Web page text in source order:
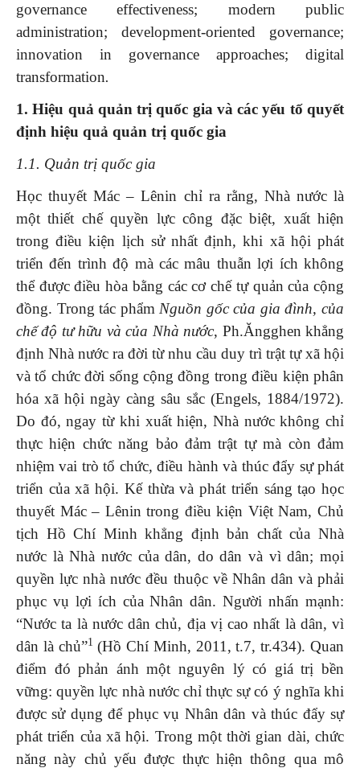
governance effectiveness; modern public
administration; development-oriented governance;
innovation in governance approaches; digital
transformation.
1. Hiệu quả quản trị quốc gia và các yếu tố quyết
định hiệu quả quản trị quốc gia
1.1. Quản trị quốc gia
Học thuyết Mác – Lênin chỉ ra rằng, Nhà nước là
một thiết chế quyền lực công đặc biệt, xuất hiện
trong điều kiện lịch sử nhất định, khi xã hội phát
triển đến trình độ mà các mâu thuẫn lợi ích không
thể được điều hòa bằng các cơ chế tự quản của cộng
đồng. Trong tác phẩm Nguồn gốc của gia đình, của
chế độ tư hữu và của Nhà nước, Ph.Ăngghen khẳng
định Nhà nước ra đời từ nhu cầu duy trì trật tự xã hội
và tổ chức đời sống cộng đồng trong điều kiện phân
hóa xã hội ngày càng sâu sắc (Engels, 1884/1972).
Do đó, ngay từ khi xuất hiện, Nhà nước không chỉ
thực hiện chức năng bảo đảm trật tự mà còn đảm
nhiệm vai trò tổ chức, điều hành và thúc đẩy sự phát
triển của xã hội. Kế thừa và phát triển sáng tạo học
thuyết Mác – Lênin trong điều kiện Việt Nam, Chủ
tịch Hồ Chí Minh khẳng định bản chất của Nhà
nước là Nhà nước của dân, do dân và vì dân; mọi
quyền lực nhà nước đều thuộc về Nhân dân và phải
phục vụ lợi ích của Nhân dân. Người nhấn mạnh:
“Nước ta là nước dân chủ, địa vị cao nhất là dân, vì
dân là chủ”1 (Hồ Chí Minh, 2011, t.7, tr.434). Quan
điểm đó phản ánh một nguyên lý có giá trị bền
vững: quyền lực nhà nước chỉ thực sự có ý nghĩa khi
được sử dụng để phục vụ Nhân dân và thúc đẩy sự
phát triển của xã hội. Trong một thời gian dài, chức
năng này chủ yếu được thực hiện thông qua mô